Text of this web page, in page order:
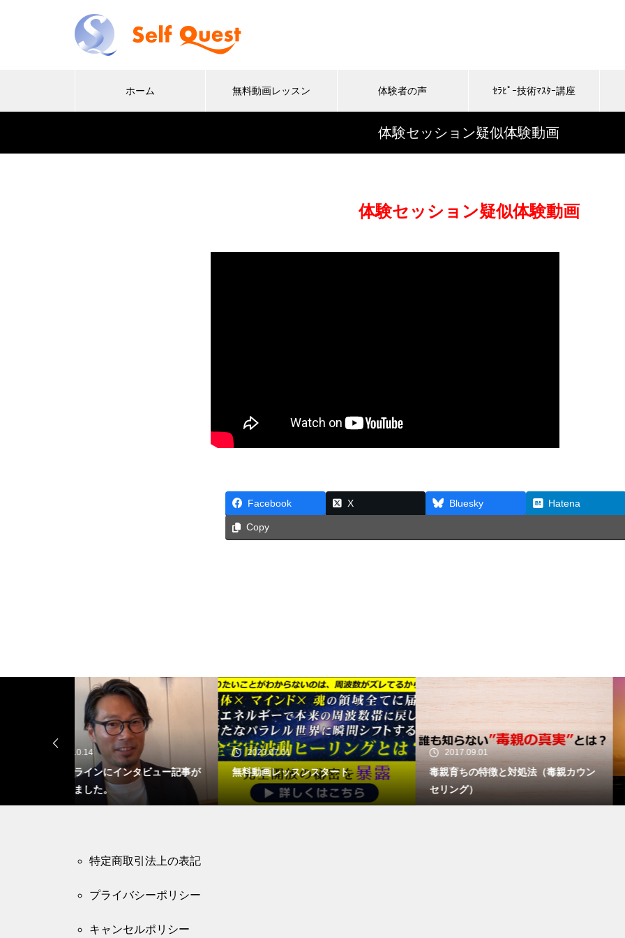
ホーム 無料動画レッスン 体験者の声 ｾﾗﾋﾟｰ技術ﾏｽﾀｰ講座
体験セッション疑似体験動画
体験セッション疑似体験動画
Facebook X Bluesky Hatena
Copy
2023.07.01
無料動画レッスンスタート
2017.09.01
毒親育ちの特徴と対処法（毒親カウン
セリング）
2017.08.01
なぜ短期間で親の価値観から
特定商取引法上の表記
プライバシーポリシー
キャンセルポリシー